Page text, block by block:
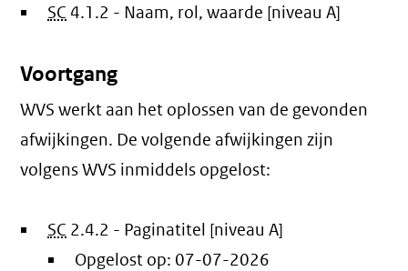
SC 4.1.2 - Naam, rol, waarde [niveau A]
Voortgang
WVS werkt aan het oplossen van de gevonden
afwijkingen. De volgende afwijkingen zijn
volgens WVS inmiddels opgelost:
SC 2.4.2 - Paginatitel [niveau A]
Opgelost op: 07-07-2026